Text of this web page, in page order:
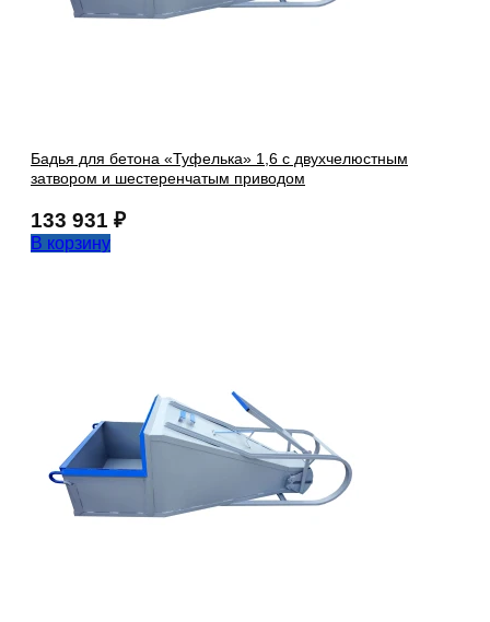
Бадья для бетона «Туфелька» 1,6 с двухчелюстным
затвором и шестеренчатым приводом
133 931 ₽
В корзину